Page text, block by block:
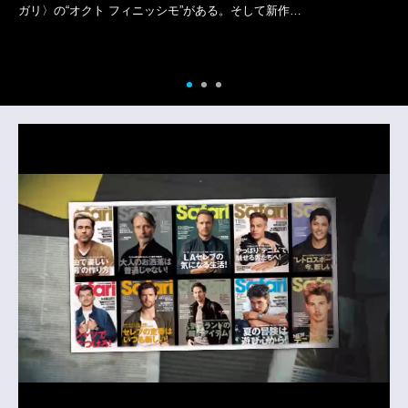
ガリ〉の“オクト フィニッシモ”がある。そして新作…